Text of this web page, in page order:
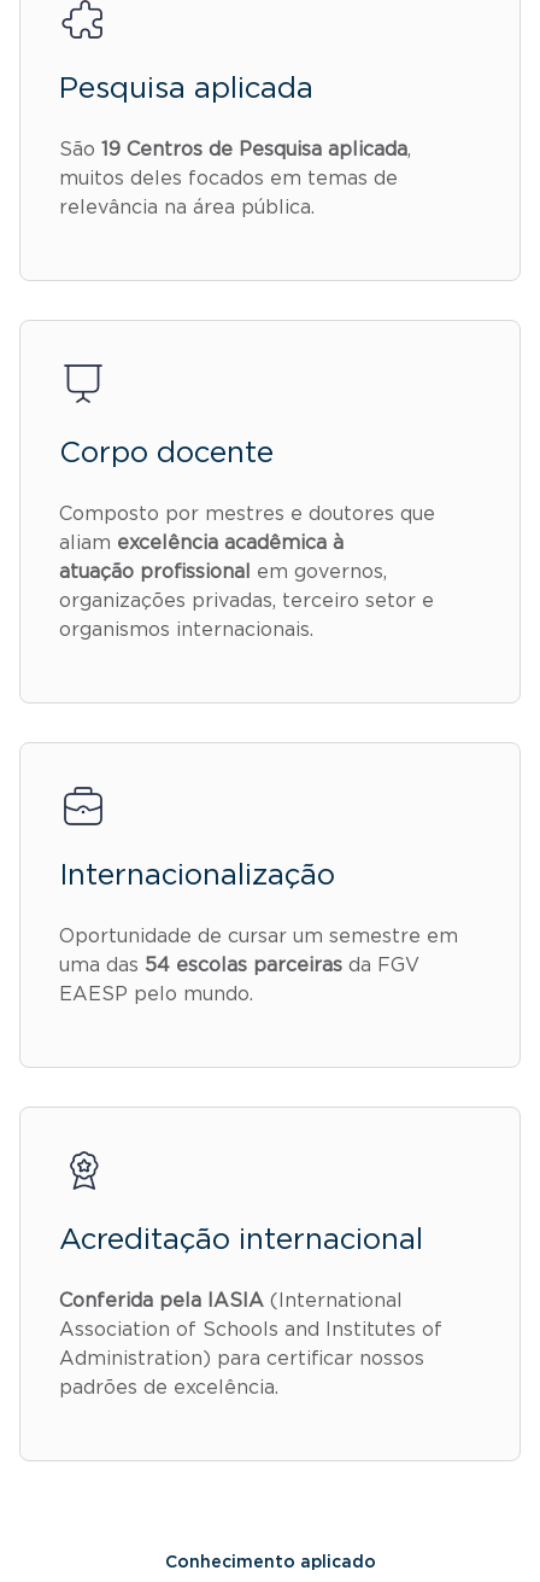
Pesquisa aplicada
São 19 Centros de Pesquisa aplicada,
muitos deles focados em temas de
relevância na área pública.
Corpo docente
Composto por mestres e doutores que
aliam excelência acadêmica à
atuação profissional
em governos,
organizações privadas, terceiro setor e
organismos internacionais.
Internacionalização
Oportunidade de cursar um semestre em
uma das 54 escolas parceiras da FGV
EAESP pelo mundo.
Acreditação internacional
Conferida pela IASIA (International
Association of Schools and Institutes of
Administration) para certificar nossos
padrões de excelência.
Conhecimento aplicado